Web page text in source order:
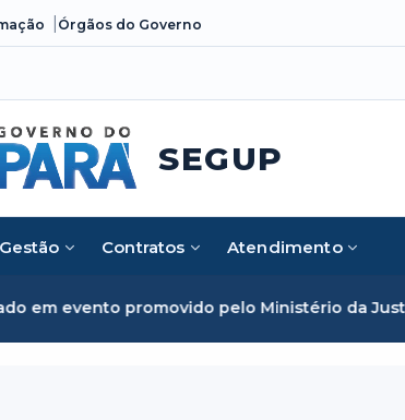
Órgãos do Governo
SEGUP
Gestão Contratos Atendimento
pelo Ministério da Justiça Segurança